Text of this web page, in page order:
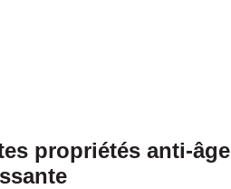
propriétés anti-âge